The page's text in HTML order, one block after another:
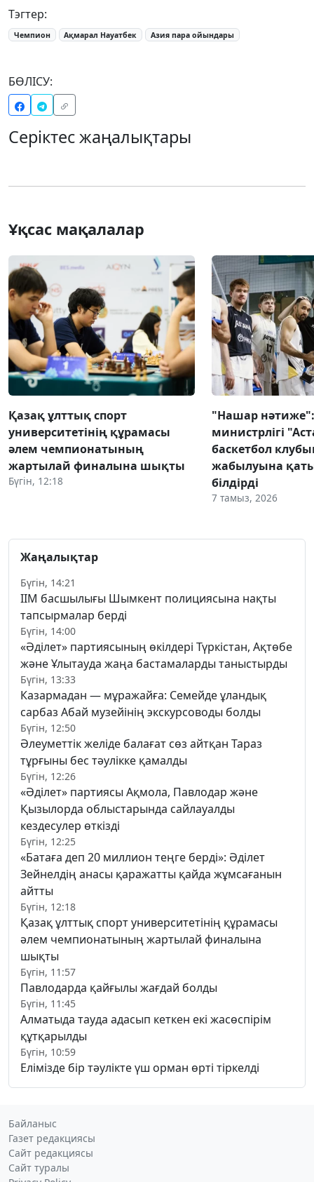
Тэгтер:
Чемпион Ақмарал Науатбек Азия пара ойындары
БӨЛІСУ:
Серіктес жаңалықтары
Ұқсас мақалалар
Қазақ ұлттық спорт
университетінің құрамасы
әлем чемпионатының
жартылай финалына шықты
Бүгін, 12:18
"Нашар
министрлігі
баскетбол
жабылуына
білдірді
7 тамыз, 2026
Жаңалықтар
Бүгін, 14:21
ІІМ басшылығы Шымкент полициясына нақты
тапсырмалар берді
Бүгін, 14:00
«Әділет» партиясының өкілдері Түркістан, Ақтөбе
және Ұлытауда жаңа бастамаларды таныстырды
Бүгін, 13:33
Казармадан — мұражайға: Семейде ұландық
сарбаз Абай музейінің экскурсоводы болды
Бүгін, 12:50
Әлеуметтік желіде балағат сөз айтқан Тараз
тұрғыны бес тәулікке қамалды
Бүгін, 12:26
«Әділет» партиясы Ақмола, Павлодар және
Қызылорда облыстарында сайлауалды
кездесулер өткізді
Бүгін, 12:25
«Батаға деп 20 миллион теңге берді»: Әділет
Зейнелдің анасы қаражатты қайда жұмсағанын
айтты
Бүгін, 12:18
Қазақ ұлттық спорт университетінің құрамасы
әлем чемпионатының жартылай финалына
шықты
Бүгін, 11:57
Павлодарда қайғылы жағдай болды
Бүгін, 11:45
Алматыда тауда адасып кеткен екі жасөспірім
құтқарылды
Бүгін, 10:59
Елімізде бір тәулікте үш орман өрті тіркелді
Байланыс
Газет редакциясы
Сайт редакциясы
Сайт туралы